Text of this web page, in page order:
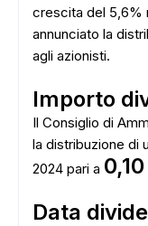
crescita del 5,6%
annunciato la
agli azionisti.
Importo
Il Consiglio di
la distribuzione di
2024 pari a
Data